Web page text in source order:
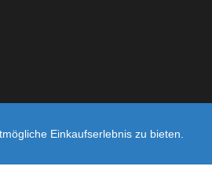
Einkaufserlebnis zu bieten.